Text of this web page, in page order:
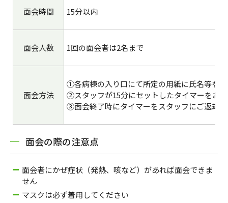
面会時間 15分以内
面会人数 1回の面会者は2名まで
面会方法
①各病棟の入り口にて所定の用紙に氏名等を
②スタッフが15分にセットしたタイマーをお
③面会終了時にタイマーをスタッフにご返却
面会の際の注意点
面会者にかぜ症状（発熱、咳など）があれば面会できま
せん
マスクは必ず着用してください